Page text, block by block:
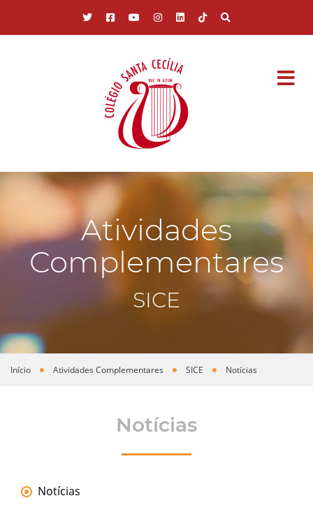
Atividades
Complementares
SICE
Você está aqui
Início Atividades Complementares SICE Notícias
Notícias
Notícias